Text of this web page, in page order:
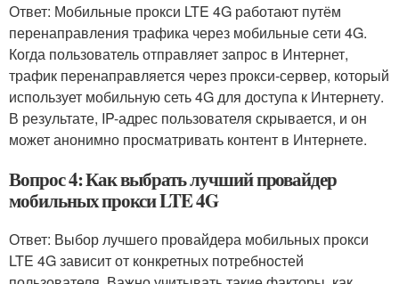
Ответ: Мобильные прокси LTE 4G работают путём
перенаправления трафика через мобильные сети 4G.
Когда пользователь отправляет запрос в Интернет,
трафик перенаправляется через прокси-сервер, который
использует мобильную сеть 4G для доступа к Интернету.
В результате, IP-адрес пользователя скрывается, и он
может анонимно просматривать контент в Интернете.
Вопрос 4: Как выбрать лучший провайдер
мобильных прокси LTE 4G
Ответ: Выбор лучшего провайдера мобильных прокси
LTE 4G зависит от конкретных потребностей